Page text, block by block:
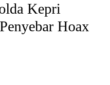
Kepri
Hoax